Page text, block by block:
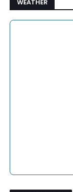
WEATHER